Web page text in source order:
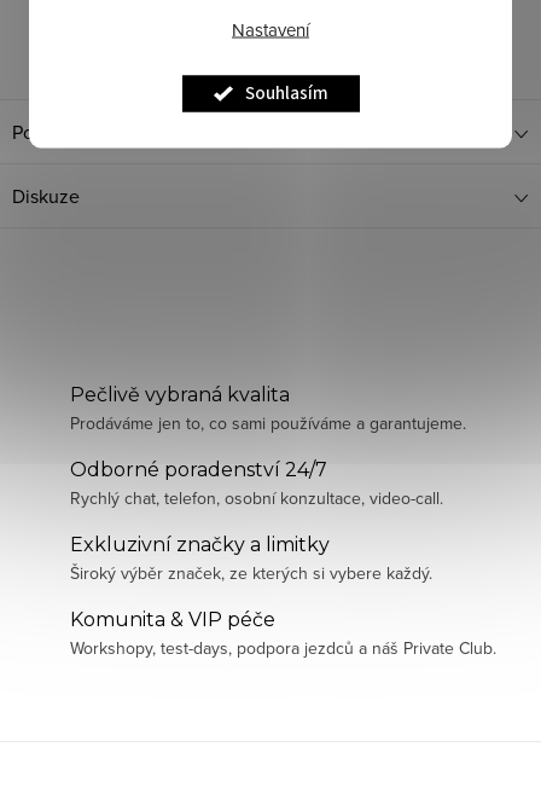
Nastavení
Souhlasím
Dotaz k produktu
Popis produktu
Diskuze
Pečlivě vybraná kvalita
Prodáváme jen to, co sami používáme a garantujeme.
Odborné poradenství 24/7
Rychlý chat, telefon, osobní konzultace, video-call.
Exkluzivní značky a limitky
Široký výběr značek, ze kterých si vybere každý.
Komunita & VIP péče
Workshopy, test-days, podpora jezdců a náš Private Club.